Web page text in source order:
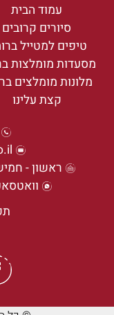
עמוד הבית
סיורים קרובים
טיפים למטייל
מסעדות מומלצות
מלונות מומלצים
קצת עלינו
ראשון - חמישי 10:30-19:30. שישי
וואטסאפ חירום